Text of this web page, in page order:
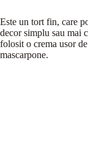
Este un tort fin, care
decor simplu sau mai
folosit o crema usor
mascarpone.